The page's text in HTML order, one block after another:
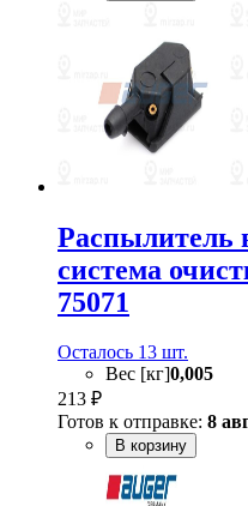
Распылитель
система
75071
Осталось 13 шт.
Вес [кг]0,005
213 ₽
Готов к отправке: 8
В корзину